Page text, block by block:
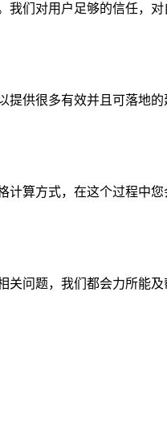
们对用户足够的信任，对
供很多有效并且可落地
算方式，在这个过程中
问题，我们都会力所能